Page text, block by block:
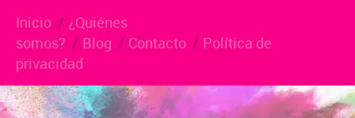
Inicio
¿Quiénes
somos?
Blog Contacto
Política de
privacidad